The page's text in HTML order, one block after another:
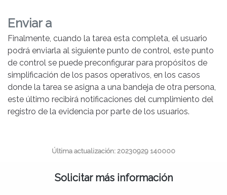
Enviar a
Finalmente, cuando la tarea esta completa, el usuario
podrá enviarla al siguiente punto de control, este punto
de control se puede preconfigurar para propósitos de
simplificación de los pasos operativos, en los casos
donde la tarea se asigna a una bandeja de otra persona,
este último recibirá notificaciones del cumplimiento del
registro de la evidencia por parte de los usuarios.
Última actualización: 20230929 140000
Solicitar más información